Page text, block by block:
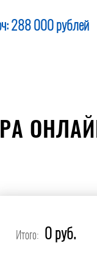
288 000 рублей
Итого: 0 руб.